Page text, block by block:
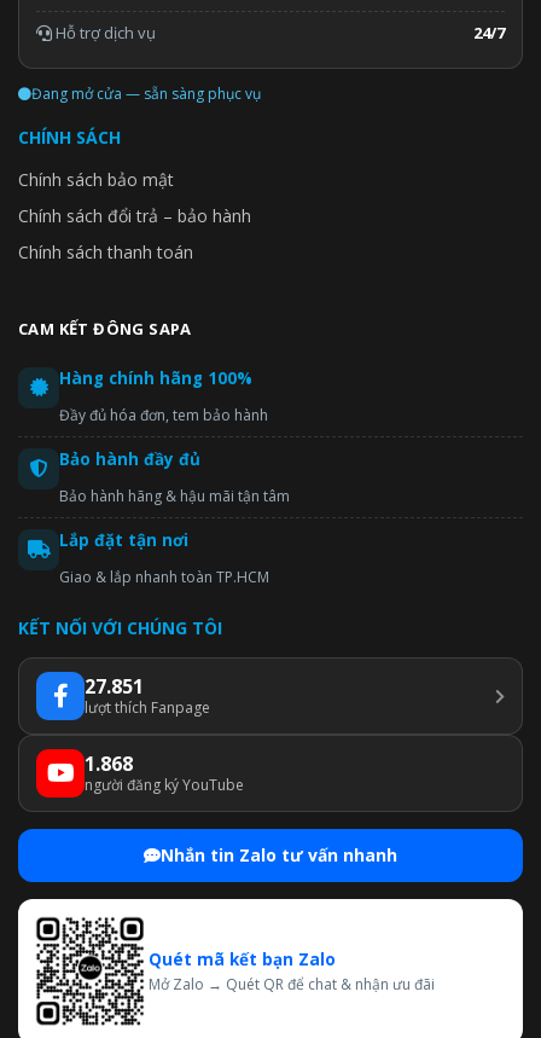
Hỗ trợ dịch vụ
24/7
Đang mở cửa — sẵn sàng phục vụ
CHÍNH SÁCH
Chính sách bảo mật
Chính sách đổi trả – bảo hành
Chính sách thanh toán
CAM KẾT ĐÔNG SAPA
Hàng chính hãng 100%
Đầy đủ hóa đơn, tem bảo hành
Bảo hành đầy đủ
Bảo hành hãng & hậu mãi tận tâm
Lắp đặt tận nơi
Giao & lắp nhanh toàn TP.HCM
KẾT NỐI VỚI CHÚNG TÔI
27.851
lượt thích Fanpage
1.868
người đăng ký YouTube
Nhắn tin Zalo tư vấn nhanh
Quét mã kết bạn Zalo
Mở Zalo → Quét QR để chat & nhận ưu đãi